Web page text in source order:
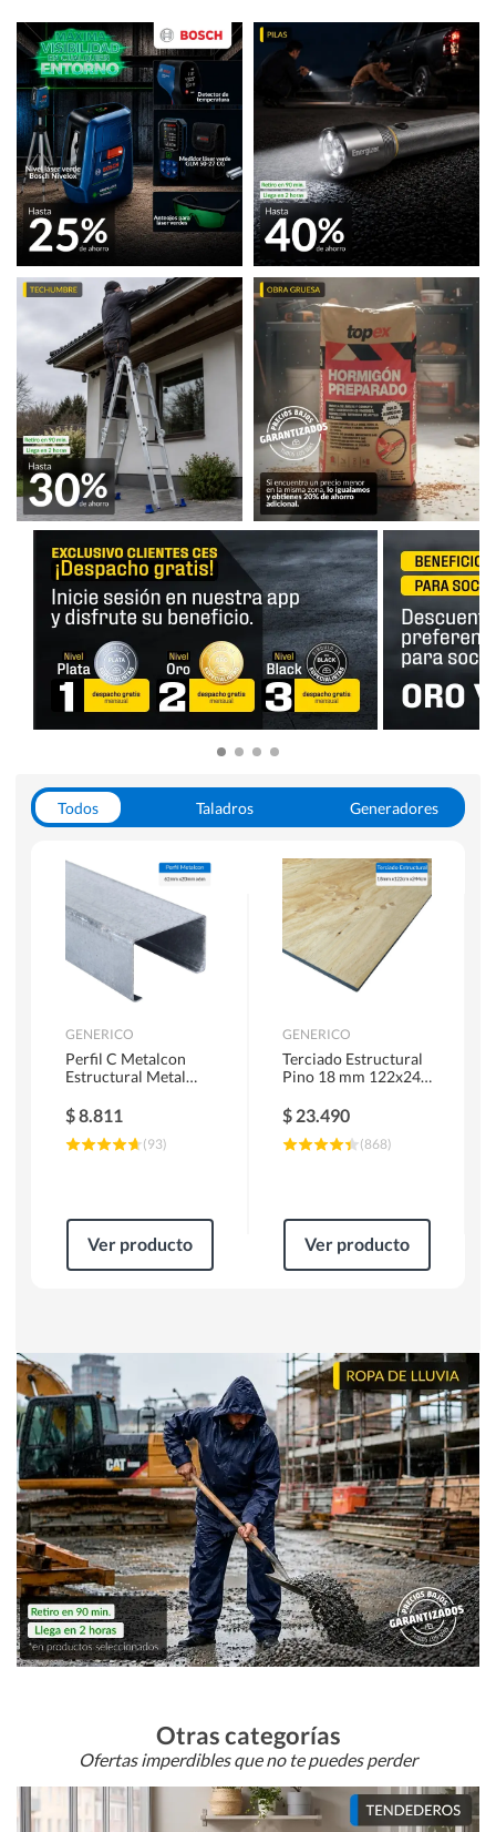
Todos Taladros
Generadores
Herramientas Manuales
Sierras Circulares
GENERICO
Perfil C Metalcon
Estructural Metal
$8.811
(93)
Ver producto
GENERICO
Terciado Estructural
Pino 18 mm 122x244
$ 23.490
(868)
Ver producto
Otras categorías
Ofertas imperdibles que no te puedes perder